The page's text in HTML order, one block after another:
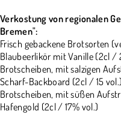
Verkostung von regionalen
Bremen":
Frisch gebackene Brotsorten
Blaubeerlikör mit Vanille (2cl /
Brotscheiben, mit salzigen
Scharf-Backboard (2cl / 15 vol.)
Brotscheiben, mit süßen
Hafengold (2cl / 17% vol.)